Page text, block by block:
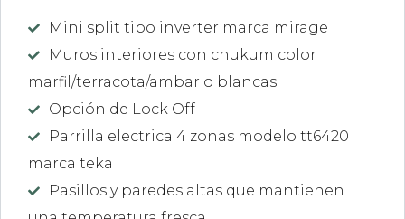
Mini split tipo inverter marca mirage
Muros interiores con chukum color
marfil/terracota/ambar o blancas
Opción de Lock Off
Parrilla electrica 4 zonas modelo tt6420
marca teka
Pasillos y paredes altas que mantienen